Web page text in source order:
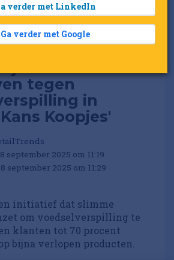
tegen
in
Koopjes'
september 2025 om 11:19
september 2025 om 11:29
initiatief dat slimme
om voedselverspilling te
klanten tot 70 procent
bijna verlopen producten.
verder met LinkedIn
Ga verder met Google